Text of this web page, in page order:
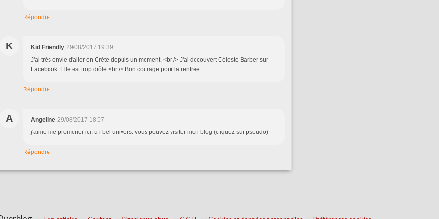
Répondre
K Kid Friendly 29/08/2017 19:39
J'ai très envie d'aller en Crète depuis un moment. <br /> J'ai découvert Céleste Barber sur
Facebook. Elle est trop drôle.<br /> Bon courage pour la rentrée
Répondre
A Angeline 29/08/2017 18:07
j'aime me promener ici. un bel univers. vous pouvez visiter mon blog (cliquez sur pseudo)
Répondre